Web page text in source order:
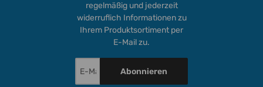
regelmäßig und jederzeit
widerruflich Informationen zu
Ihrem Produktsortiment per
E-Mail zu.
Abonnieren